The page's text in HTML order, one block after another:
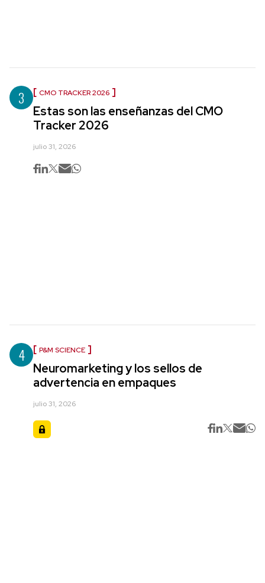
3 CMO TRACKER 2026
Estas son las enseñanzas del CMO
Tracker 2026
julio 31, 2026
4 P&M SCIENCE
Neuromarketing y los sellos de
advertencia en empaques
julio 31, 2026